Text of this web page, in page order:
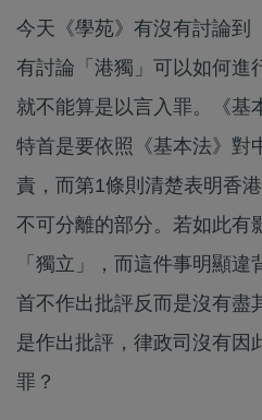
今天《學苑》有沒有討論到
有討論「港獨」可以如何進
就不能算是以言入罪。《基
特首是要依照《基本法》對
責，而第1條則清楚表明香
不可分離的部分。若如此有
「獨立」，而這件事明顯
首不作出批評反而是沒有盡
是作出批評，律政司沒有因
罪？